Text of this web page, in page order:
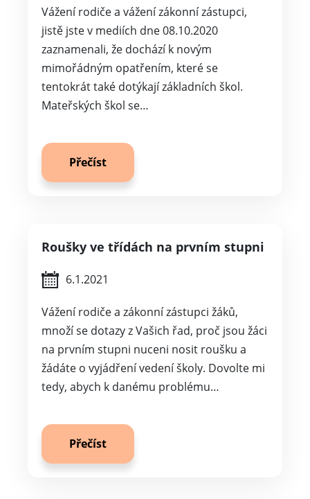
Vážení rodiče a vážení zákonní zástupci,
jistě jste v mediích dne 08.10.2020
zaznamenali, že dochází k novým
mimořádným opatřením, které se
tentokrát také dotýkají základních škol.
Mateřských škol se…
Přečíst
Roušky ve třídách na prvním stupni
6.1.2021
Vážení rodiče a zákonní zástupci žáků,
množí se dotazy z Vašich řad, proč jsou žáci
na prvním stupni nuceni nosit roušku a
žádáte o vyjádření vedení školy. Dovolte mi
tedy, abych k danému problému…
Přečíst